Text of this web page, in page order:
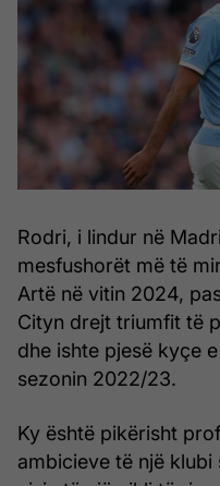
Rodri, i lindur në
mesfushorët më të
Artë në vitin 2024,
Cityn drejt triumfit të
dhe ishte pjesë kyçe
sezonin 2022/23.
Ky është pikërisht
ambicieve të një